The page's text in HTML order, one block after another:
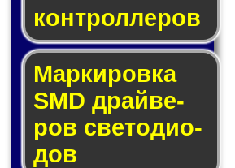
кон­трол­ле­ров
Маркировка
SMD драй­ве­
ров све­то­ди­о­
дов